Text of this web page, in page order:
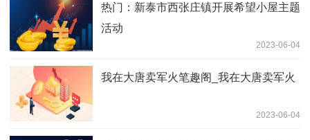
热门：新泰市西张庄镇开展希望小屋主题
活动
2023-06-04
我在大唐卖军火笔趣阁_我在大唐卖军火
2023-06-04